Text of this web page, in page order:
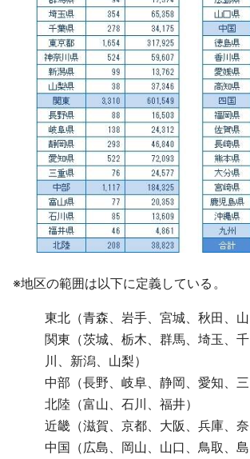
※地区の範囲は以下に定義している。
東北（青森、岩手、宮城、秋田、山
関東（茨城、栃木、群馬、埼玉、
川、新潟、山梨）
中部（長野、岐阜、静岡、愛知、三
北陸（富山、石川、福井）
近畿（滋賀、京都、大阪、兵庫、奈
中国（広島、岡山、山口、鳥取、島